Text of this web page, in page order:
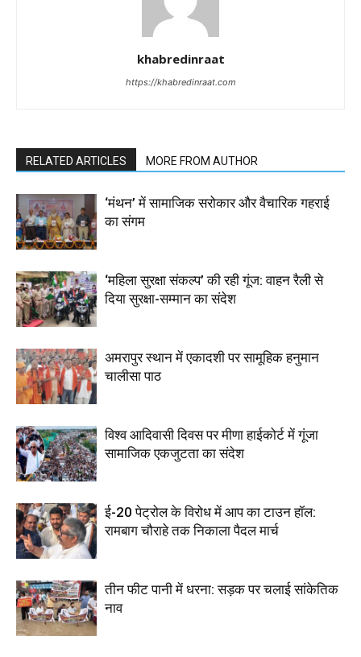
khabredinraat
https://khabredinraat.com
RELATED ARTICLES MORE FROM AUTHOR
‘मंथन’ में सामाजिक सरोकार और वैचारिक गहराई
का संगम
‘महिला सुरक्षा संकल्प’ की रही गूंज: वाहन रैली से
दिया सुरक्षा-सम्मान का संदेश
अमरापुर स्थान में एकादशी पर सामूहिक हनुमान
चालीसा पाठ
विश्व आदिवासी दिवस पर मीणा हाईकोर्ट में गूंजा
सामाजिक एकजुटता का संदेश
ई-20 पेट्रोल के विरोध में आप का टाउन हॉल:
रामबाग चौराहे तक निकाला पैदल मार्च
तीन फीट पानी में धरना: सड़क पर चलाई सांकेतिक
नाव